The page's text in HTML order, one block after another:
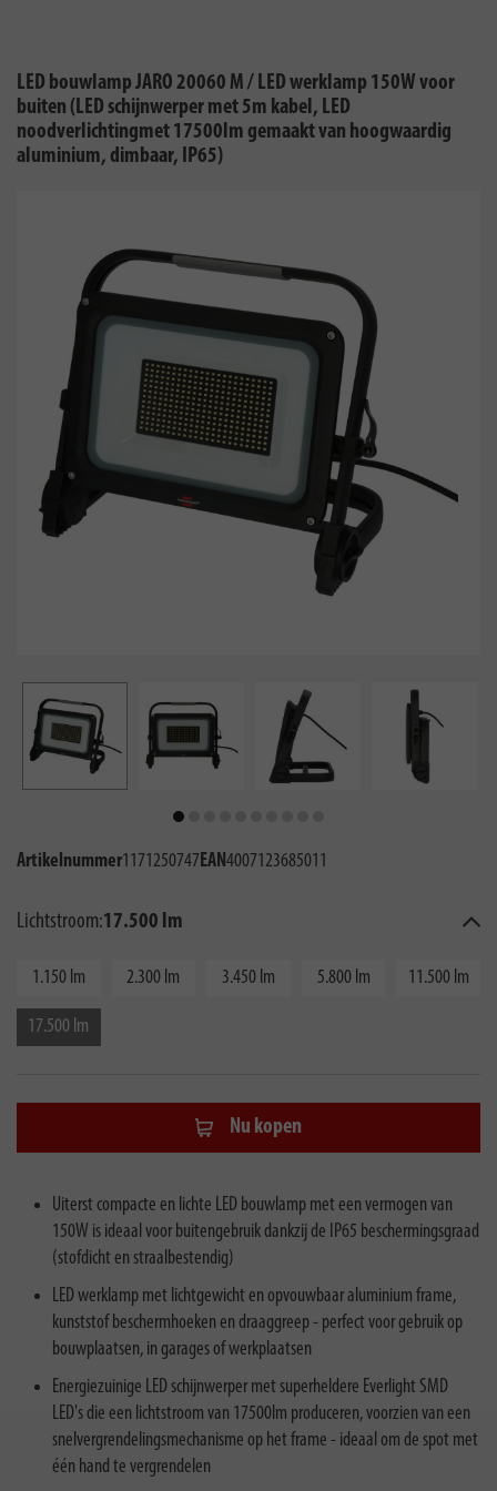
LED bouwlamp JARO 20060 M / LED werklamp 150W voor
buiten (LED schijnwerper met 5m kabel, LED
noodverlichtingmet 17500lm gemaakt van hoogwaardig
aluminium, dimbaar, IP65)
Artikelnummer1171250747EAN4007123685011
Lichtstroom:17.500 lm
1.150 lm 2.300 lm 3.450 lm 5.800 lm 11.500 lm
17.500 lm
Nu kopen
Uiterst compacte en lichte LED bouwlamp met een vermogen van
150W is ideaal voor buitengebruik dankzij de IP65 beschermingsgraad
(stofdicht en straalbestendig)
LED werklamp met lichtgewicht en opvouwbaar aluminium frame,
kunststof beschermhoeken en draaggreep - perfect voor gebruik op
bouwplaatsen, in garages of werkplaatsen
Energiezuinige LED schijnwerper met superheldere Everlight SMD
LED's die een lichtstroom van 17500lm produceren, voorzien van een
snelvergrendelingsmechanisme op het frame - ideaal om de spot met
één hand te vergrendelen